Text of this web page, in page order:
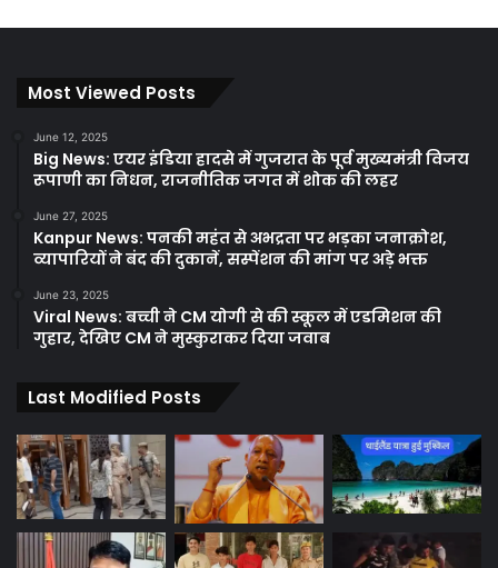
Most Viewed Posts
June 12, 2025
Big News: एयर इंडिया हादसे में गुजरात के पूर्व मुख्यमंत्री विजय
रूपाणी का निधन, राजनीतिक जगत में शोक की लहर
June 27, 2025
Kanpur News: पनकी महंत से अभद्रता पर भड़का जनाक्रोश,
व्यापारियों ने बंद की दुकानें, सस्पेंशन की मांग पर अड़े भक्त
June 23, 2025
Viral News: बच्ची ने CM योगी से की स्कूल में एडमिशन की
गुहार, देखिए CM ने मुस्कुराकर दिया जवाब
Last Modified Posts